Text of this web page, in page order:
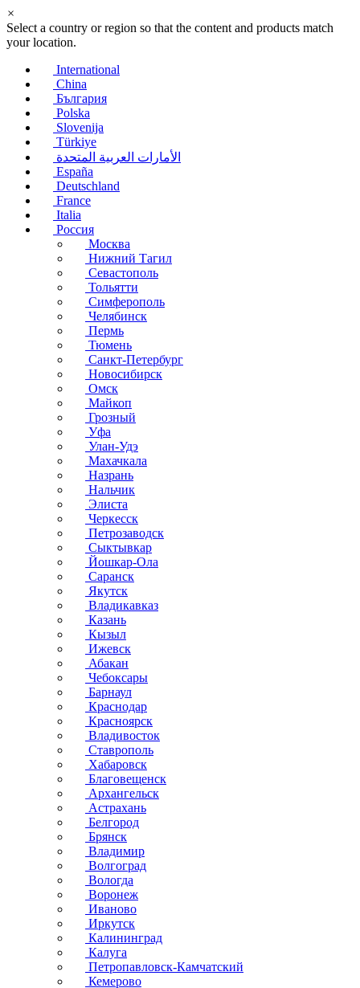
×
Select a country or region so that the content and products match
your location.
International
China
България
Polska
Slovenija
Türkiye
الأمارات العربية المتحدة
España
Deutschland
France
Italia
Россия
Москва
Нижний Тагил
Севастополь
Тольятти
Симферополь
Челябинск
Пермь
Тюмень
Санкт-Петербург
Новосибирск
Омск
Майкоп
Грозный
Уфа
Улан-Удэ
Махачкала
Назрань
Нальчик
Элиста
Черкесск
Петрозаводск
Сыктывкар
Йошкар-Ола
Саранск
Якутск
Владикавказ
Казань
Кызыл
Ижевск
Абакан
Чебоксары
Барнаул
Краснодар
Красноярск
Владивосток
Ставрополь
Хабаровск
Благовещенск
Архангельск
Астрахань
Белгород
Брянск
Владимир
Волгоград
Вологда
Воронеж
Иваново
Иркутск
Калининград
Калуга
Петропавловск-Камчатский
Кемерово